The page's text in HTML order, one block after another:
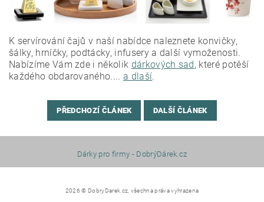
K servírování čajů v naší nabídce naleznete konvičky,
šálky, hrníčky, podtácky, infusery a další vymoženosti.
Nabízíme Vám zde i několik dárkových sad, které potěší
každého obdarovaného....a dlaší.
PŘEDCHOZÍ ČLÁNEK DALŠÍ ČLÁNEK
Dárky pro firmy - DobrýDárek.cz
2026 © DobryDarek.cz, všechna práva vyhrazena